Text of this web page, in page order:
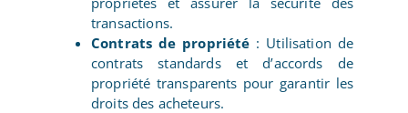
transactions.
Contrats de propriété : Utilisation de
contrats standards et d’accords de
propriété transparents pour garantir les
droits des acheteurs.